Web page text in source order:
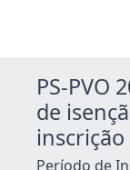
PS-PVO
de
inscrição
Período de